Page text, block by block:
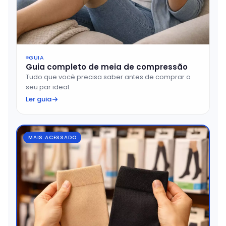
GUIA
Guia completo de meia de compressão
Tudo que você precisa saber antes de comprar o
seu par ideal.
Ler guia